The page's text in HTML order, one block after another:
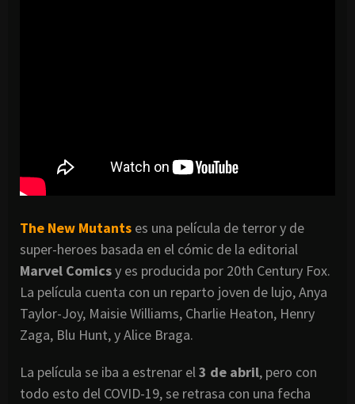
The New Mutants es una película de terror y de
super-heroes basada en el cómic de la editorial
Marvel Comicsy es producida por 20th Century Fox.
La película cuenta con un reparto joven de lujo, Anya
Taylor-Joy, Maisie Williams, Charlie Heaton, Henry
Zaga, Blu Hunt, y Alice Braga.
La película se iba a estrenar el3 de abril, pero con
todo esto del COVID-19, se retrasa con una fecha